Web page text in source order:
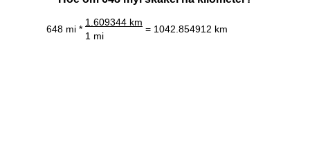
648 mi *
1.609344 km
= 1042.854912 km
1 mi